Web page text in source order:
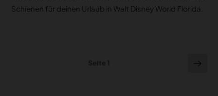
Schienen für deinen Urlaub in Walt Disney World Florida.